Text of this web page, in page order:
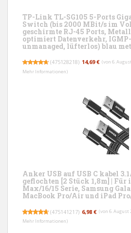
TP-Link TL-SG105 5-Ports
Switch (bis 2000 MBit/s im
geschirmte RJ-45 Ports,
optimiert Datenverkehr,
unmanaged, lüfterlos) blau
(475128218) 14,69 € (von 6.
Mehr Informationen)
Anker USB auf USB C kabel
geflochten [2 Stück 1,8m] | Für
Max/16/15 Serie, Samsung
MacBook Pro/Air und iPad
(475141217) 6,98 € (von 6. August
Mehr Informationen)